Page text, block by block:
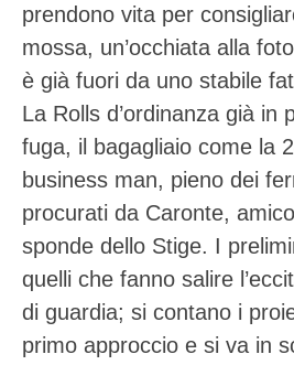
prendono vita per
mossa, un’occhiata alla
è già fuori da uno stabile
La Rolls d’ordinanza già in
fuga, il bagagliaio come la
business man, pieno dei
procurati da Caronte,
sponde dello Stige. I
quelli che fanno salire
di guardia; si contano i
primo approccio e si va in